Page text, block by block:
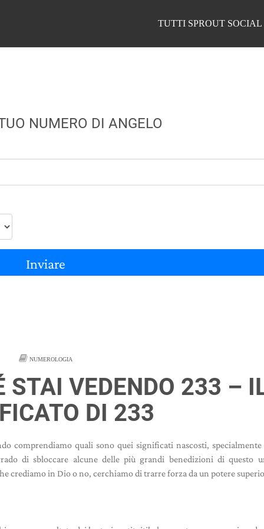
TUTTI SPROUT SOCIAL
NUMERO DI ANGELO
Inviare
NUMEROLOGIA
STAI VEDENDO 233 –
DI 233
comprendiamo quali sono quei significati nascosti, specialmente
di sbloccare alcune delle più grandi benedizioni di questo
crediamo in Dio o no, cerchiamo di trarre forza da un potere